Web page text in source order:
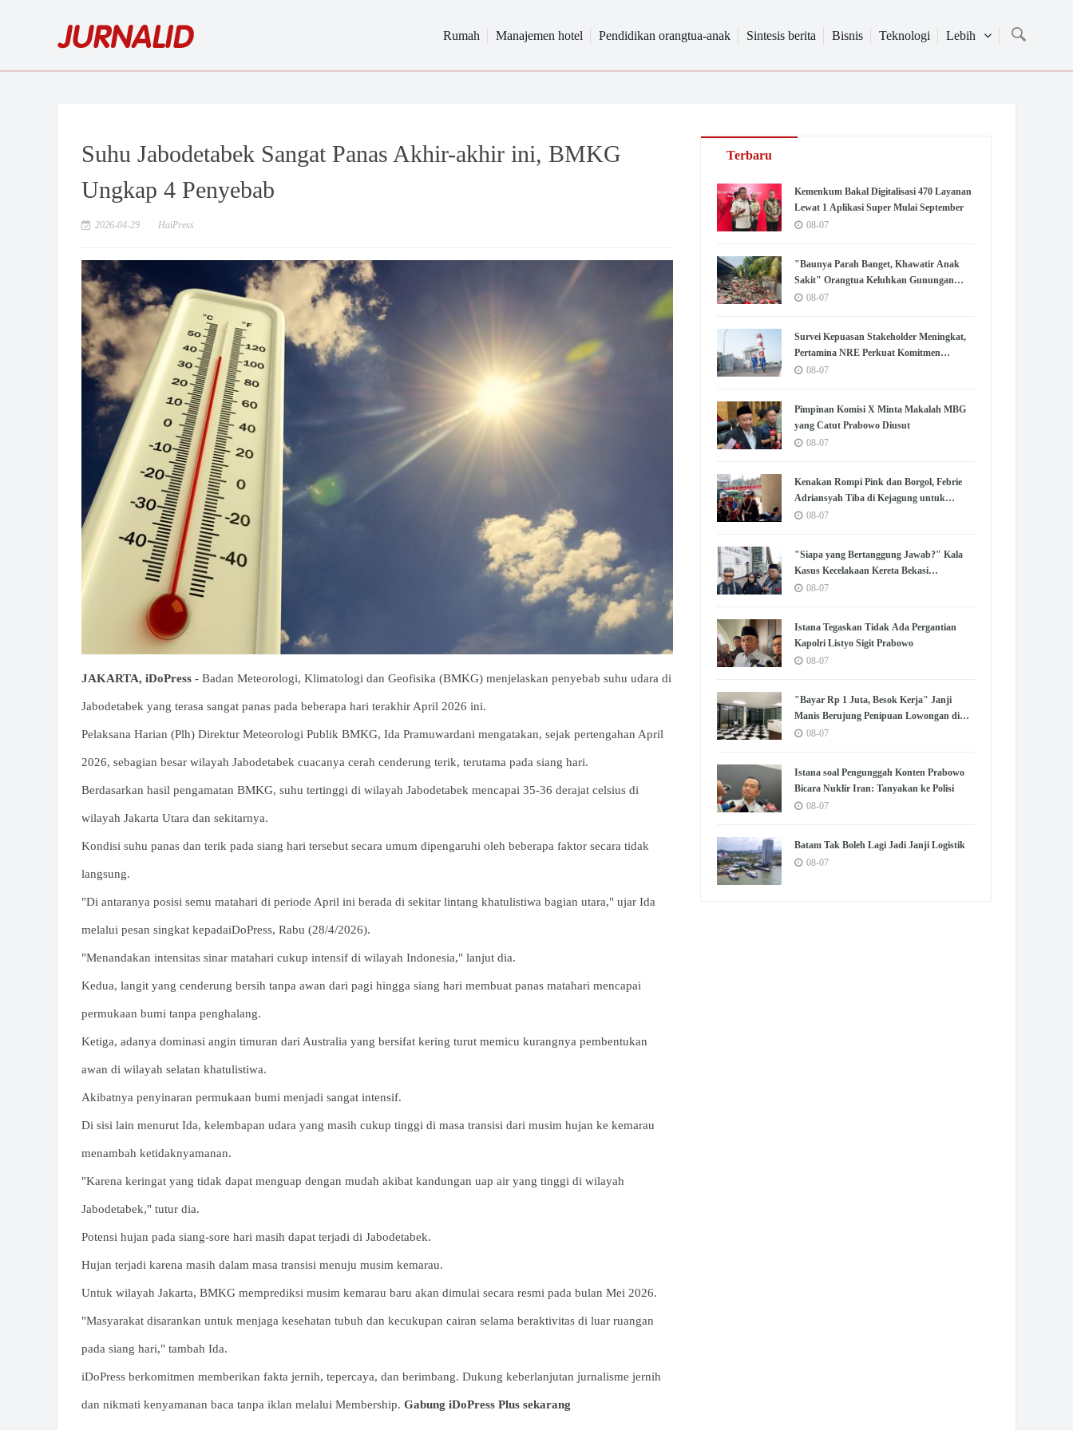
Rumah Manajemen hotel Pendidikan orangtua-anak Sintesis berita Bisnis Teknologi Lebih
Suhu Jabodetabek Sangat Panas Akhir-akhir ini, BMKG
Ungkap 4 Penyebab
2026-04-29 HaiPress
JAKARTA, iDoPress - Badan Meteorologi, Klimatologi dan Geofisika (BMKG) menjelaskan penyebab suhu udara di
Jabodetabek yang terasa sangat panas pada beberapa hari terakhir April 2026 ini.
Pelaksana Harian (Plh) Direktur Meteorologi Publik BMKG, Ida Pramuwardani mengatakan, sejak pertengahan April
2026, sebagian besar wilayah Jabodetabek cuacanya cerah cenderung terik, terutama pada siang hari.
Berdasarkan hasil pengamatan BMKG, suhu tertinggi di wilayah Jabodetabek mencapai 35-36 derajat celsius di
wilayah Jakarta Utara dan sekitarnya.
Kondisi suhu panas dan terik pada siang hari tersebut secara umum dipengaruhi oleh beberapa faktor secara tidak
langsung.
"Di antaranya posisi semu matahari di periode April ini berada di sekitar lintang khatulistiwa bagian utara," ujar Ida
melalui pesan singkat kepadaiDoPress, Rabu (28/4/2026).
"Menandakan intensitas sinar matahari cukup intensif di wilayah Indonesia," lanjut dia.
Kedua, langit yang cenderung bersih tanpa awan dari pagi hingga siang hari membuat panas matahari mencapai
permukaan bumi tanpa penghalang.
Ketiga, adanya dominasi angin timuran dari Australia yang bersifat kering turut memicu kurangnya pembentukan
awan di wilayah selatan khatulistiwa.
Akibatnya penyinaran permukaan bumi menjadi sangat intensif.
Di sisi lain menurut Ida, kelembapan udara yang masih cukup tinggi di masa transisi dari musim hujan ke kemarau
menambah ketidaknyamanan.
"Karena keringat yang tidak dapat menguap dengan mudah akibat kandungan uap air yang tinggi di wilayah
Jabodetabek," tutur dia.
Potensi hujan pada siang-sore hari masih dapat terjadi di Jabodetabek.
Hujan terjadi karena masih dalam masa transisi menuju musim kemarau.
Untuk wilayah Jakarta, BMKG memprediksi musim kemarau baru akan dimulai secara resmi pada bulan Mei 2026.
"Masyarakat disarankan untuk menjaga kesehatan tubuh dan kecukupan cairan selama beraktivitas di luar ruangan
pada siang hari," tambah Ida.
iDoPress berkomitmen memberikan fakta jernih, tepercaya, dan berimbang. Dukung keberlanjutan jurnalisme jernih
dan nikmati kenyamanan baca tanpa iklan melalui Membership. Gabung iDoPress Plus sekarang
Terbaru
Kemenkum Bakal Digitalisasi 470 Layanan
Lewat 1 Aplikasi Super Mulai September
08-07
"Baunya Parah Banget, Khawatir Anak
Sakit" Orangtua Keluhkan Gunungan
Sampah di SDN Kedaung Kali Angke
08-07
Survei Kepuasan Stakeholder Meningkat,
Pertamina NRE Perkuat Komitmen
Mewujudkan Transisi Energi
08-07
Pimpinan Komisi X Minta Makalah MBG
yang Catut Prabowo Diusut
08-07
Kenakan Rompi Pink dan Borgol, Febrie
Adriansyah Tiba di Kejagung untuk
Diperiksa
08-07
"Siapa yang Bertanggung Jawab?" Kala
Kasus Kecelakaan Kereta Bekasi
Menggantung 100 Hari
08-07
Istana Tegaskan Tidak Ada Pergantian
Kapolri Listyo Sigit Prabowo
08-07
"Bayar Rp 1 Juta, Besok Kerja" Janji
Manis Berujung Penipuan Lowongan di
Jatinegara Jaktim
08-07
Istana soal Pengunggah Konten Prabowo
Bicara Nuklir Iran: Tanyakan ke Polisi
08-07
Batam Tak Boleh Lagi Jadi Janji Logistik
08-07